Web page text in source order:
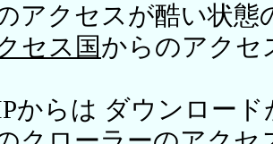
アクセスが酷い状態
セス国からのアクセ
からは ダウンロー